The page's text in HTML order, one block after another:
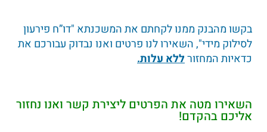
בקשו מהבנק ממנו לקחתם את המשכנתא "דו”ח פירעון
לסילוק מידי", השאירו לנו פרטים ואנו נבדוק עבורכם את
כדאיות המחזורללא עלות.
השאירו מטה את הפרטים ליצירת קשר ואנו נחזור
אליכם בהקדם!